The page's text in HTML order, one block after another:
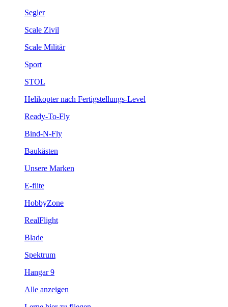
Segler
Scale Zivil
Scale Militär
Sport
STOL
Helikopter nach Fertigstellungs-Level
Ready-To-Fly
Bind-N-Fly
Baukästen
Unsere Marken
E-flite
HobbyZone
RealFlight
Blade
Spektrum
Hangar 9
Alle anzeigen